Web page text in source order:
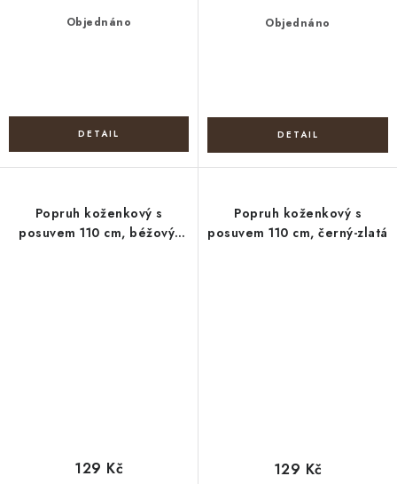
Objednáno Objednáno
Popruh koženkový s
posuvem 110 cm, béžový-
129 Kč
Popruh koženkový s
posuvem 110 cm, černý-zlatá
129 Kč